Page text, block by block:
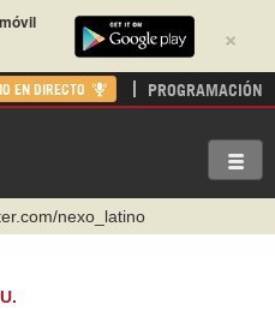
×
EN DIRECTO PROGRAMACIÓN
nexo_latino
c/hispantv